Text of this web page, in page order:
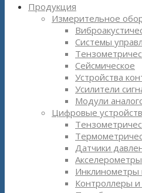
Продукция
Измерительное
Системы
Сейсмическое
Устройства
Усилители
Модули
Цифровые
Датчики
Инклинометры
Контроллеры